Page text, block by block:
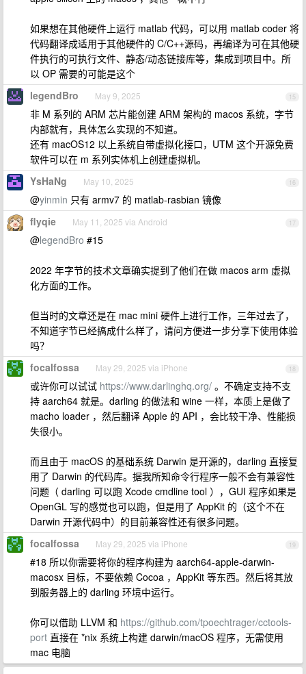
如果想在其他硬件上运行 matlab 代码，可以用 matlab coder 将
代码翻译成适用于其他硬件的 C/C++源码，再编译为可在其他硬
件执行的可执行文件、静态/动态链接库等，集成到项目中。所
以 OP 需要的可能是这个
15
legendBro May 9, 2025
非 M 系列的 ARM 芯片能创建 ARM 架构的 macos 系统，字节
内部就有，具体怎么实现的不知道。
还有 macOS12 以上系统自带虚拟化接口，UTM 这个开源免费
软件可以在 m 系列实体机上创建虚拟机。
16
YsHaNg May 10, 2025
@yinmin 只有 armv7 的 matlab-rasbian 镜像
17
flyqie May 11, 2025 via Android
@legendBro #15
2022 年字节的技术文章确实提到了他们在做 macos arm 虚拟
化方面的工作。
但当时的文章还是在 mac mini 硬件上进行工作，三年过去了，
不知道字节已经搞成什么样了，请问方便进一步分享下使用体验
吗？
18
focalfossa May 29, 2025 via iPhone
或许你可以试试 https://www.darlinghq.org/ 。不确定支持不支
持 aarch64 就是。darling 的做法和 wine 一样，本质上是做了
macho loader ，然后翻译 Apple 的 API ，会比较干净、性能损
失很小。
而且由于 macOS 的基础系统 Darwin 是开源的，darling 直接复
用了 Darwin 的代码库。据我所知命令行程序一般不会有兼容性
问题（ darling 可以跑 Xcode cmdline tool ），GUI 程序如果是
OpenGL 写的感觉也可以跑，但是用了 AppKit 的（这个不在
Darwin 开源代码中）的目前兼容性还有很多问题。
19
focalfossa May 29, 2025 via iPhone
#18 所以你需要将你的程序构建为 aarch64-apple-darwin-
macosx 目标，不要依赖 Cocoa ，AppKit 等东西。然后将其放
到服务器上的 darling 环境中运行。
你可以借助 LLVM 和 https://github.com/tpoechtrager/cctools-
port 直接在 *nix 系统上构建 darwin/macOS 程序，无需使用
mac 电脑